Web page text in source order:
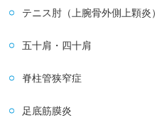
テニス肘（上腕骨外側上顆炎）
五十肩・四十肩
脊柱管狭窄症
足底筋膜炎